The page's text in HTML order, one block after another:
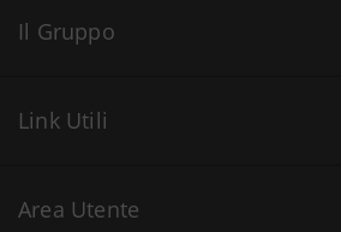
Il Gruppo
Link Utili
Area Utente